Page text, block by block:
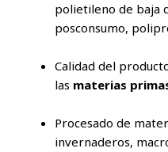
polietileno de baja
posconsumo,
Calidad del
las materias
Procesado de
invernaderos,